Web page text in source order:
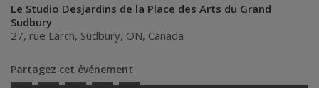
Le Studio Desjardins de la Place des Arts du Grand
Sudbury
27, rue Larch, Sudbury, ON, Canada
Partagez cet événement
Twitter